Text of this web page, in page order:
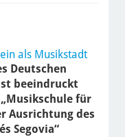
als Musikstadt
Deutschen
beeindruckt
für
Ausrichtung des
Segovia“